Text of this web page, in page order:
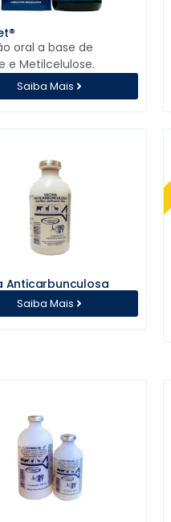
Saiba Mais
oral a base de
e Metilcelulose.
Saiba Mais
Anticarbunculosa